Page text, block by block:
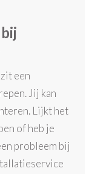
een
Jij kan
Lijkt het
of heb je
probleem bij